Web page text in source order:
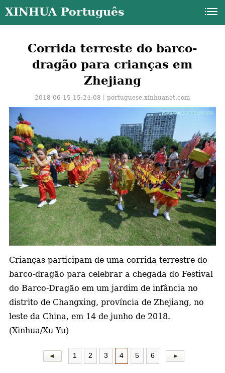
XINHUA Português
Corrida terreste do barco-
dragão para crianças em
Zhejiang
2018-06-15 15:24:08丨portuguese.xinhuanet.com
Crianças participam de uma corrida terrestre do
barco-dragão para celebrar a chegada do Festival
do Barco-Dragão em um jardim de infância no
distrito de Changxing, província de Zhejiang, no
leste da China, em 14 de junho de 2018.
(Xinhua/Xu Yu)
1 2 3 4 5 6